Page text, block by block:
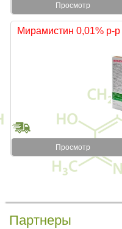
Просмотр
Мирамистин 0,01% р-
Просмотр
Партнеры